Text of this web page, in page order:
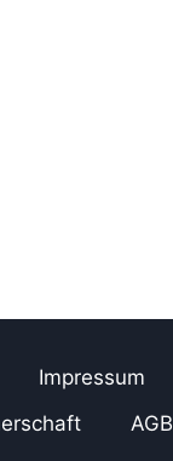
Impressum
AGB